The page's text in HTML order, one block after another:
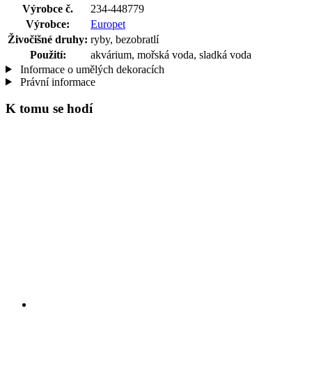
Výrobce č.
234-448779
Výrobce:
Europet
Živočišné druhy: ryby, bezobratlí
Použití:
akvárium, mořská voda, sladká voda
Informace o umělých dekoracích
Právní informace
K tomu se hodí